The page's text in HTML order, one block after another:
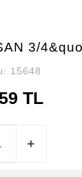
3/
15648
TL